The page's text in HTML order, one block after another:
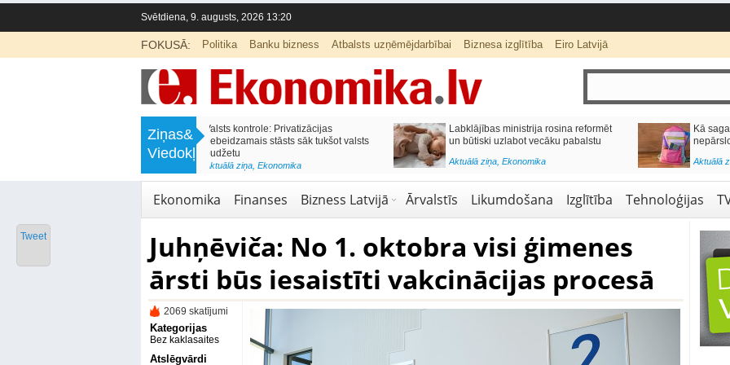
Svētdiena, 9. augusts, 2026 13:20
FOKUSĀ: Politika Banku bizness Atbalsts uzņēmējdarbībai Biznesa izglītība Eiro Latvijā
Ziņas&
Viedokļi
Labklājības ministrija rosina reformēt
un būtiski uzlabot vecāku pabalstu
Kā sagatavot bērnu skolai,
nepārslogojot ģimenes budžetu?
Aktuālā ziņa
Septiņos mēnešos Vivi vilcienos
pārvadāti 12 miljoni pasažieru; jūlijā
Aktuālā ziņa Tirdzniecība
Ekonomika Finanses Bizness Latvijā Ārvalstīs Likumdošana Izglītība Tehnoloģijas
Juhņēviča: No 1. oktobra visi ģimenes
ārsti būs iesaistīti vakcinācijas procesā
2069 skatījumi
Kategorijas
Bez kaklasaites
Atslēgvārdi
Tweet